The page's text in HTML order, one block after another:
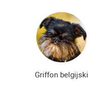
Griffon belgijski